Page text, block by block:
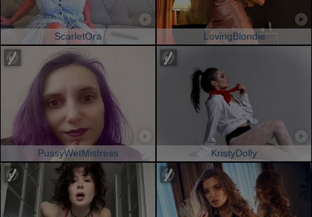
ScarletOra LovingBlondie
PussyWetMistress KristyDolly